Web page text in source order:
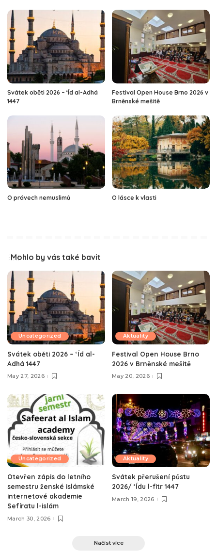
Svátek oběti 2026 – ‘Íd al-Adhá
1447
Festival Open House Brno 2026 v
Brněnské mešitě
O právech nemuslimů O lásce k vlasti
Mohlo by vás také bavit
Uncategorized
Svátek oběti 2026 – ‘Íd al-
Adhá 1447
May 27, 2026
Aktuality
Festival Open House Brno
2026 v Brněnské mešitě
May 20, 2026
Uncategorized
Otevřen zápis do letního
semestru ženské islámské
internetové akademie
Sefíratu l-islám
March 30, 2026
Aktuality
Svátek přerušení půstu
2026/ ‘Ídu l-fitr 1447
March 19, 2026
Načíst více